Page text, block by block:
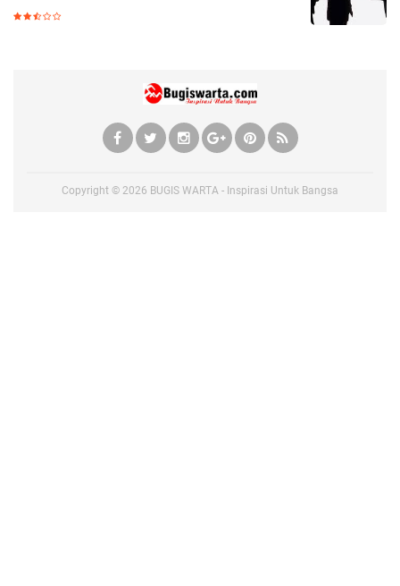
Copyright © 2026 BUGIS WARTA - Inspirasi Untuk Bangsa